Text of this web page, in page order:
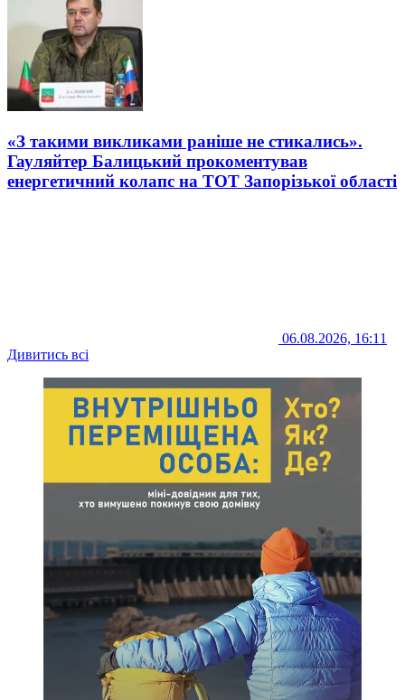
«З такими викликами раніше не стикались».
Гауляйтер Балицький прокоментував
енергетичний колапс на ТОТ Запорізької області
06.08.2026, 16:11
Дивитись всі